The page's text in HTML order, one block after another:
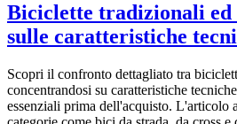
Biciclette tradizionali ed
sulle caratteristiche
Scopri il confronto dettagliato tra
concentrandosi su caratteristiche
essenziali prima dell'acquisto. L'articolo